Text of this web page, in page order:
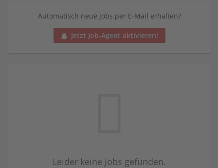
Automatisch neue Jobs per E-Mail erhalten?
Jetzt Job-Agent aktivieren!
Leider keine Jobs gefunden.